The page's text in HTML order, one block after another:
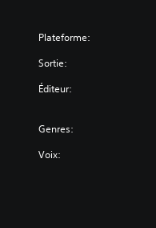
Plateforme:
Sortie:
Éditeur:
Genres:
Voix: